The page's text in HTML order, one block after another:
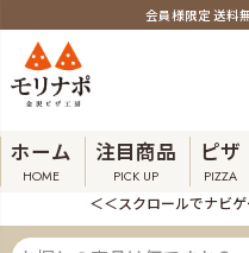
会員様限定 送料
ホーム
HOME
注目商品
PICK UP
ピザ
PIZZA
＜＜スクロールでナビ